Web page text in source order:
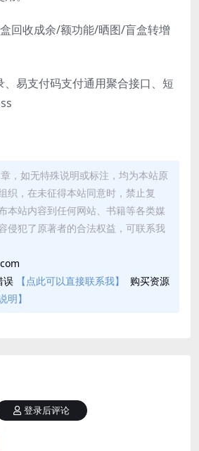
回收成余/额功能/晒图/盲盒转增
易支付码支付通用聚合接口、短
，如无特殊说明或标注，均为本站原
织，在未征得本站同意时，禁止复
本站内容到任何网站、书籍等各类媒
侵犯了原著者的合法权益，可联系我
误
【点此可以直接联系我】
购买资源
明】
登录后评论